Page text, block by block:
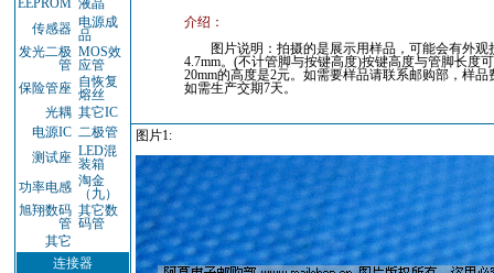
EEPROM 液晶
传感器 电源成
品
发光二极
管
MOS效
应管
保险管座 自恢复
熔丝
光耦 其它IC
电源IC 二极管
测试座 LED混
装箱
功率电感 淘金
（九）
旭翔数码
管
其它数
码管
其它
连接器
介绍：
图片说明：拍摄的是展示用样品，可能会有外观
4.7mm。(不计管脚与按键高度)按键高度与管脚长度
20mm的高度是2元。如需要样品请联系邮购部，样
如需生产交期7天。
图片1: